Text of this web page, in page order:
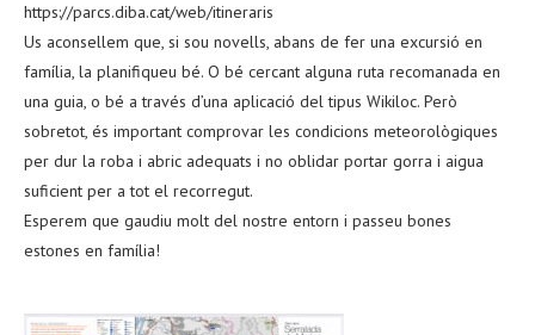
https://parcs.diba.cat/web/itineraris
Us aconsellem que, si sou novells, abans de fer una excursió en
família, la planifiqueu bé. O bé cercant alguna ruta recomanada en
una guia, o bé a través d’una aplicació del tipus Wikiloc. Però
sobretot, és important comprovar les condicions meteorològiques
per dur la roba i abric adequats i no oblidar portar gorra i aigua
suficient per a tot el recorregut.
Esperem que gaudiu molt del nostre entorn i passeu bones
estones en família!